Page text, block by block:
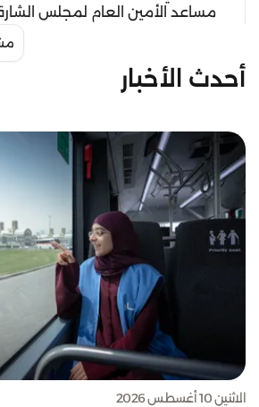
مساعد الأمين العام لمجلس
أحدث الأخبار
الاثنين 10 أغسطس 2026